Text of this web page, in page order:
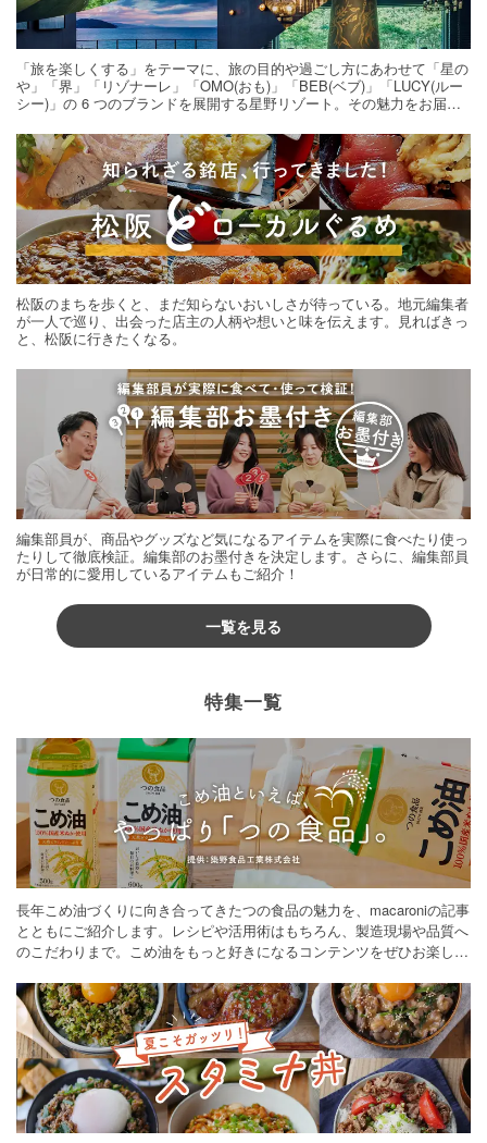
「旅を楽しくする」をテーマに、旅の目的や過ごし方にあわせて「星の
や」「界」「リゾナーレ」「OMO(おも)」「BEB(ベブ)」「LUCY(ルー
シー)」の 6 つのブランドを展開する星野リゾート。その魅力をお届け
松阪のまちを歩くと、まだ知らないおいしさが待っている。地元編集者
が一人で巡り、出会った店主の人柄や想いと味を伝えます。見ればきっ
と、松阪に行きたくなる。
編集部員が、商品やグッズなど気になるアイテムを実際に食べたり使っ
たりして徹底検証。編集部のお墨付きを決定します。さらに、編集部員
が日常的に愛用しているアイテムもご紹介！
一覧を見る
特集一覧
長年こめ油づくりに向き合ってきたつの食品の魅力を、macaroniの記事
とともにご紹介します。レシピや活用術はもちろん、製造現場や品質へ
のこだわりまで。こめ油をもっと好きになるコンテンツをぜひお楽しみ